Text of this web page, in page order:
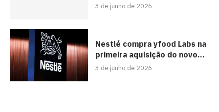
3 de junho de 2026
Nestlé compra yfood Labs na
primeira aquisição do novo...
3 de junho de 2026